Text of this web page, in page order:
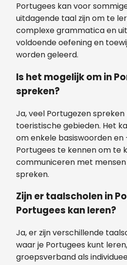
Portugees kan voor
uitdagende taal zijn om te
complexe grammatica en
voldoende oefening en
worden geleerd.
Is het mogelijk om in
spreken?
Ja, veel Portugezen spreken
toeristische gebieden. Het
om enkele basiswoorden en
Portugees te kennen om te
communiceren met mensen
spreken.
Zijn er taalscholen in
Portugees kan leren?
Ja, er zijn verschillende
waar je Portugees kunt
groepsverband als